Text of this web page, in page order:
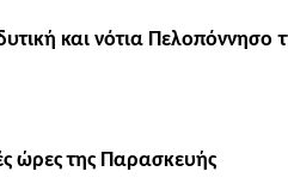
και νότια Πελοπόννησο
ώρες της Παρασκευής